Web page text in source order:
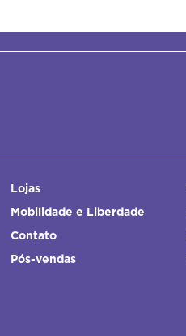
Lojas
Mobilidade e Liberdade
Contato
Pós-vendas